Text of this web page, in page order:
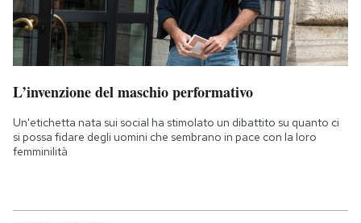
L’invenzione del maschio performativo
Un'etichetta nata sui social ha stimolato un dibattito su quanto ci
si possa fidare degli uomini che sembrano in pace con la loro
femminilità